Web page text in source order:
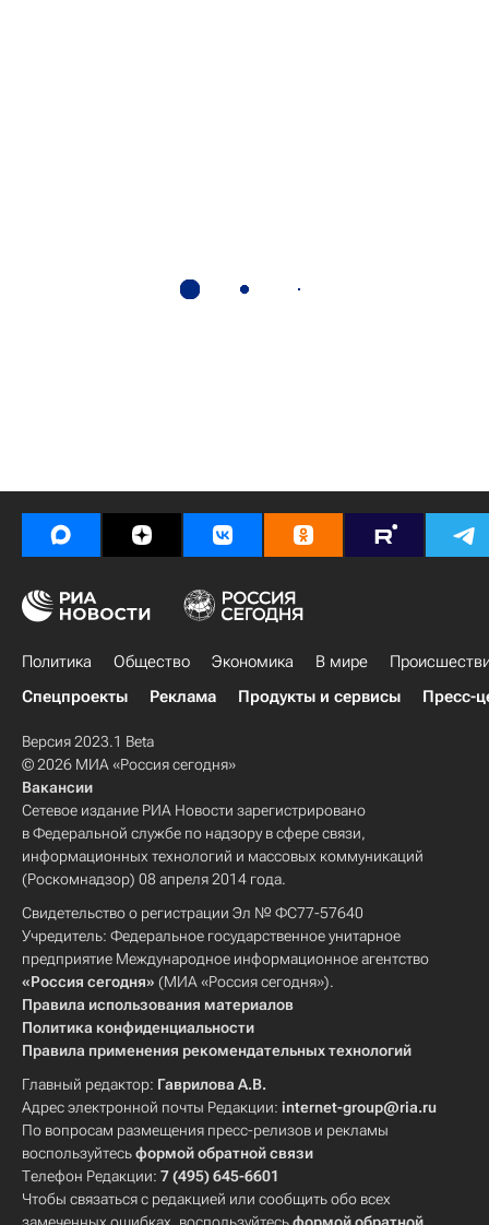
Политика Общество Экономика В мире
Спецпроекты
Реклама Продукты и сервисы Пресс-
Версия 2023.1 Beta
© 2026 МИА «Россия сегодня»
Вакансии
Сетевое издание РИА Новости зарегистрировано
в Федеральной службе по надзору в сфере связи,
информационных технологий и массовых коммуникаций
(Роскомнадзор) 08 апреля 2014 года.
Свидетельство о регистрации Эл № ФС77-57640
Учредитель: Федеральное государственное унитарное
предприятие Международное информационное агентство
«Россия сегодня» (МИА «Россия сегодня»).
Правила использования материалов
Политика конфиденциальности
Правила применения рекомендательных технологий
Главный редактор: Гаврилова А.В.
Адрес электронной почты Редакции: internet-group@ria.ru
По вопросам размещения пресс-релизов и рекламы
воспользуйтесьформой обратной связи
Телефон Редакции: 7 (495) 645-6601
Чтобы связаться с редакцией или сообщить обо всех